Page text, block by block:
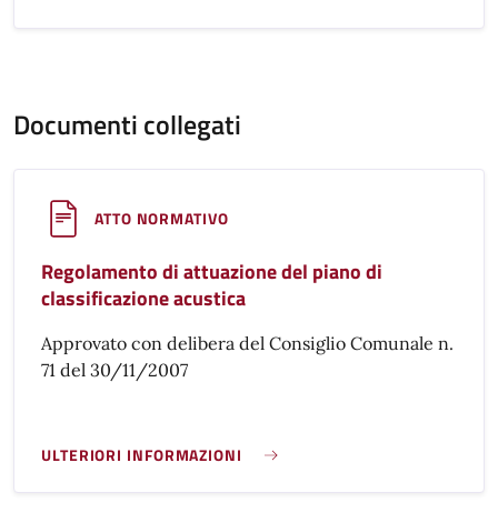
Documenti collegati
ATTO NORMATIVO
Regolamento di attuazione del piano di
classificazione acustica
Approvato con delibera del Consiglio Comunale n.
71 del 30/11/2007
ULTERIORI INFORMAZIONI
REGOLAMENTO DI ATTUAZIONE DEL PIANO DI